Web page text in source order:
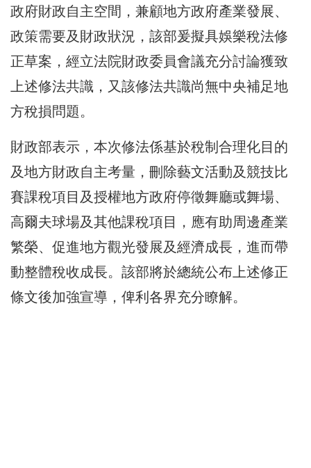
政府財政自主空間，兼顧地方政府產業發展、
政策需要及財政狀況，該部爰擬具娛樂稅法修
正草案，經立法院財政委員會議充分討論獲致
上述修法共識，又該修法共識尚無中央補足地
方稅損問題。
財政部表示，本次修法係基於稅制合理化目的
及地方財政自主考量，刪除藝文活動及競技比
賽課稅項目及授權地方政府停徵舞廳或舞場、
高爾夫球場及其他課稅項目，應有助周邊產業
繁榮、促進地方觀光發展及經濟成長，進而帶
動整體稅收成長。該部將於總統公布上述修正
條文後加強宣導，俾利各界充分瞭解。